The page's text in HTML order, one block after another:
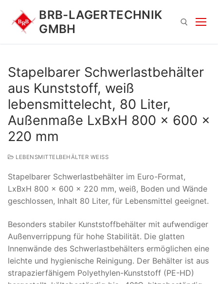
Inhalt
springen
BRB-LAGERTECHNIK
GMBH
Suchen
Stapelbarer Schwerlastbehälter
aus Kunststoff, weiß
lebensmittelecht, 80 Liter,
Außenmaße LxBxH 800 x 600 x
220 mm
LEBENSMITTELBEHÄLTER WEISS
Stapelbarer Schwerlastbehälter im Euro-Format,
LxBxH 800 x 600 x 220 mm, weiß, Boden und Wände
geschlossen, Inhalt 80 Liter, für Lebensmittel geeignet.
Besonders stabiler Kunststoffbehälter mit aufwendiger
Außenverrippung für hohe Stabilität. Die glatten
Innenwände des Schwerlastbehälters ermöglichen eine
leichte und hygienische Reinigung. Der Behälter ist aus
strapazierfähigem Polyethylen-Kunststoff (PE-HD)